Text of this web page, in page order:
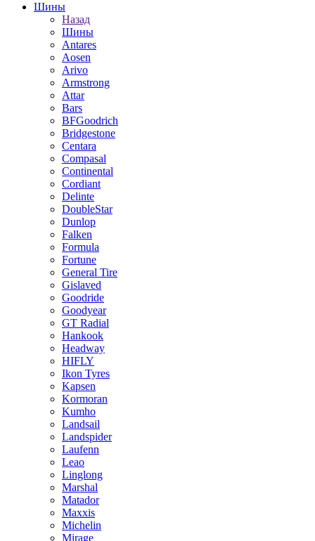
Шины
Назад
Шины
Antares
Aosen
Arivo
Armstrong
Attar
Bars
BFGoodrich
Bridgestone
Centara
Compasal
Continental
Cordiant
Delinte
DoubleStar
Dunlop
Falken
Formula
Fortune
General Tire
Gislaved
Goodride
Goodyear
GT Radial
Hankook
Headway
HIFLY
Ikon Tyres
Kapsen
Kormoran
Kumho
Landsail
Landspider
Laufenn
Leao
Linglong
Marshal
Matador
Maxxis
Michelin
Mirage